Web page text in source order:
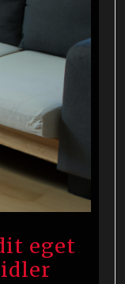
eget